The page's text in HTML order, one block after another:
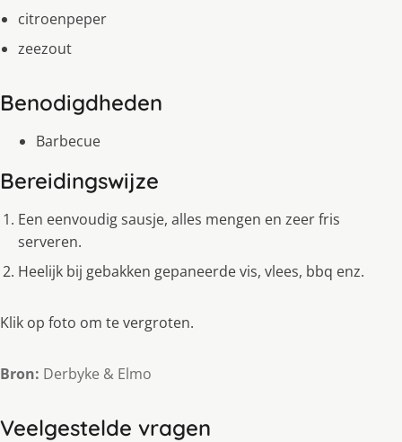
citroenpeper
zeezout
Benodigdheden
Barbecue
Bereidingswijze
Een eenvoudig sausje, alles mengen en zeer fris
serveren.
Heelijk bij gebakken gepaneerde vis, vlees, bbq enz.
Klik op foto om te vergroten.
Bron: Derbyke & Elmo
Veelgestelde vragen